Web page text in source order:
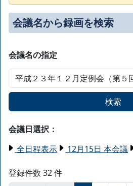
会議名から録画を検索
会議名の指定
検索
会議日選択：
全日程表示
12月15日 本会議
登録件数 32 件